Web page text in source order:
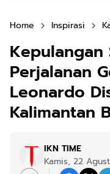
Home Inspirasi
Kepulangan
Perjalanan
Leonardo
Kalimantan
IKN TIME
Kamis, 22